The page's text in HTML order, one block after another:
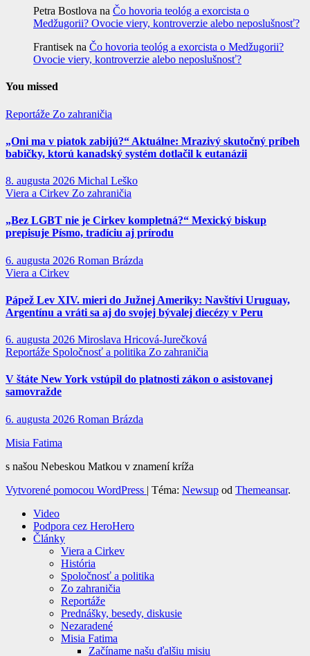
Petra Bostlova na Čo hovoria teológ a exorcista o
Medžugorii? Ovocie viery, kontroverzie alebo neposlušnosť?
Frantisek na Čo hovoria teológ a exorcista o Medžugorii?
Ovocie viery, kontroverzie alebo neposlušnosť?
You missed
Reportáže Zo zahraničia
„Oni ma v piatok zabijú?“ Aktuálne: Mrazivý skutočný príbeh
babičky, ktorú kanadský systém dotlačil k eutanázii
8. augusta 2026 Michal Leško
Viera a Cirkev Zo zahraničia
„Bez LGBT nie je Cirkev kompletná?“ Mexický biskup
prepisuje Písmo, tradíciu aj prírodu
6. augusta 2026 Roman Brázda
Viera a Cirkev
Pápež Lev XIV. mieri do Južnej Ameriky: Navštívi Uruguay,
Argentínu a vráti sa aj do svojej bývalej diecézy v Peru
6. augusta 2026 Miroslava Hricová-Jurečková
Reportáže Spoločnosť a politika Zo zahraničia
V štáte New York vstúpil do platnosti zákon o asistovanej
samovražde
6. augusta 2026 Roman Brázda
Misia Fatima
s našou Nebeskou Matkou v znamení kríža
Vytvorené pomocou WordPress | Téma: Newsup od Themeansar.
Video
Podpora cez HeroHero
Články
Viera a Cirkev
História
Spoločnosť a politika
Zo zahraničia
Reportáže
Prednášky, besedy, diskusie
Nezaradené
Misia Fatima
Začíname našu ďalšiu misiu